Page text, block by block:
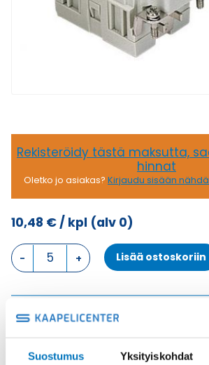
Suostumus Yksityiskohdat
Rekisteröidy tästä maksutta,
hinnat
Oletko jo asiakas? Kirjaudu sisään
10,48 €/ kpl (alv 0)
CCE
UROS
Lisää ostoskoriin